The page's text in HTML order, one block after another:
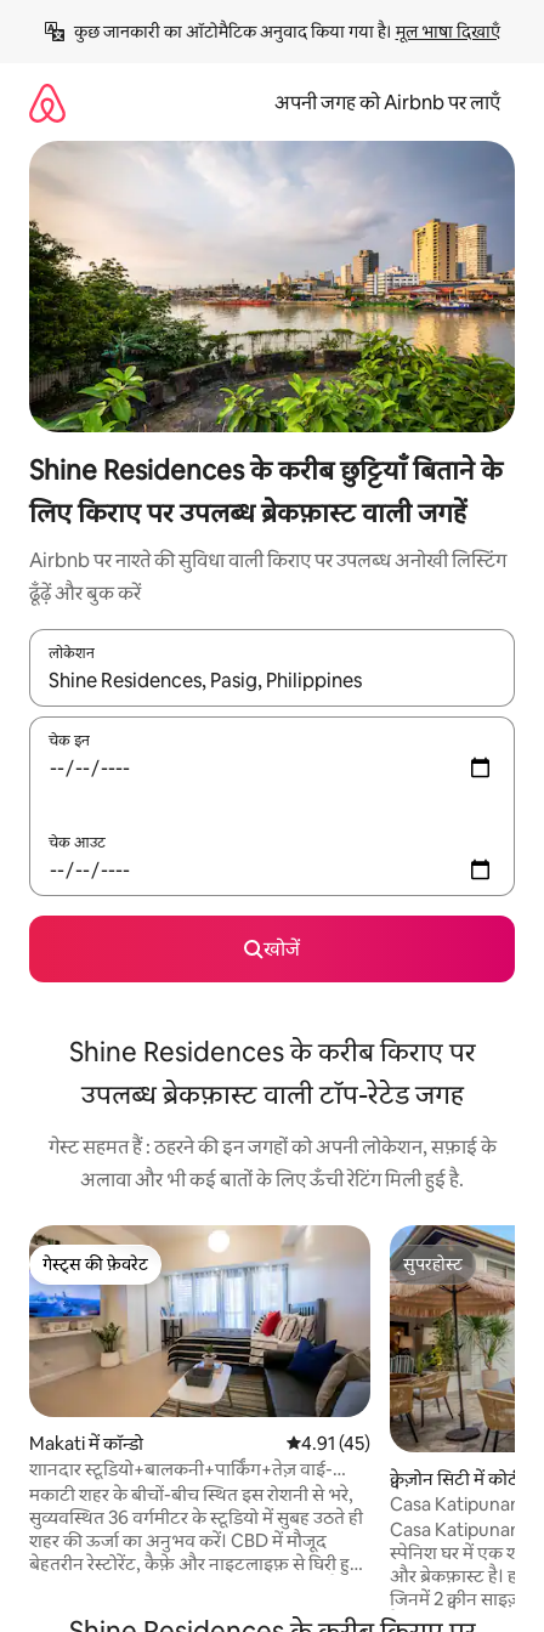
छोड़कर
कॉन्टेंट
कुछ जानकारी का ऑटोमैटिक अनुवाद किया गया है। मूल भाषा दिखाएँ
अपनी जगह को Airbnb पर लाएँ
Shine Residences के करीब छुट्टियाँ बिताने के
लिए किराए पर उपलब्ध ब्रेकफ़ास्ट वाली जगहें
Airbnb पर नाश्ते की सुविधा वाली किराए पर उपलब्ध अनोखी लिस्टिंग
ढूँढ़ें और बुक करें
लोकेशन
नतीजों के उपलब्ध होने पर, अप और डाउन 'ऐरो की' का इस्तेमाल करके नेविगेट
चेक इन
चेक आउट
खोजें
Shine Residences के करीब किराए पर
उपलब्ध ब्रेकफ़ास्ट वाली टॉप-रेटेड जगह
गेस्ट सहमत हैं : ठहरने की इन जगहों को अपनी लोकेशन, सफ़ाई के
अलावा और भी कई बातों के लिए ऊँची रेटिंग मिली हुई है.
गेस्ट्स की फ़ेवरेट
गेस्ट्स की फ़ेवरेट
Makati में कॉन्डो औसत रेटिंग 5 में से 4.91, 45 समीक्षाएँ
4.91 (45)
शानदार स्टूडियो+बालकनी+पार्किंग+तेज़ वाई-
फ़ाई+मकाती सीबीडी
मकाटी शहर के बीचों-बीच स्थित इस रोशनी से भरे,
सुव्यवस्थित 36 वर्गमीटर के स्टूडियो में सुबह उठते ही
शहर की ऊर्जा का अनुभव करें। CBD में मौजूद
बेहतरीन रेस्टोरेंट, कैफ़े और नाइटलाइफ़ से घिरी हुई
सुपरहोस्ट
सुपरहोस्ट
क्वेज़ोन सिटी में कोठी
Casa Katipunan
Casa Katipunan
स्पेनिश घर में एक
और ब्रेकफ़ास्ट है। हर
जिनमें 2 क्वीन साइज़
है। परिवारों, समूहों